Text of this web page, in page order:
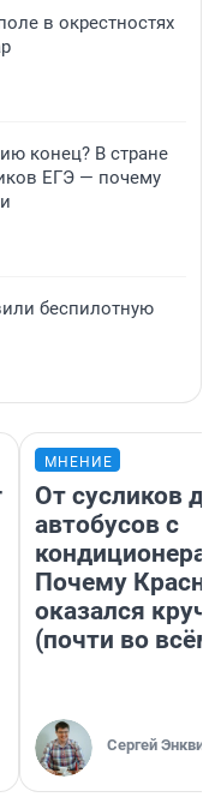
в окрестностях
конец? В стране
ЕГЭ — почему
беспилотную
МНЕНИЕ
От сусликов до
автобусов с
Почему
оказался
(почти во
Сергей Энквист